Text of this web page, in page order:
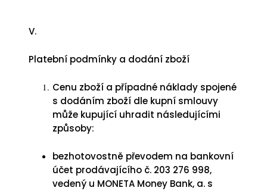
V.
Platební podmínky a dodání zboží
Cenu zboží a případné náklady spojené
s dodáním zboží dle kupní smlouvy
může kupující uhradit následujícími
způsoby:
bezhotovostně převodem na bankovní
účet prodávajícího č. 203 276 998,
vedený u MONETA Money Bank, a. s